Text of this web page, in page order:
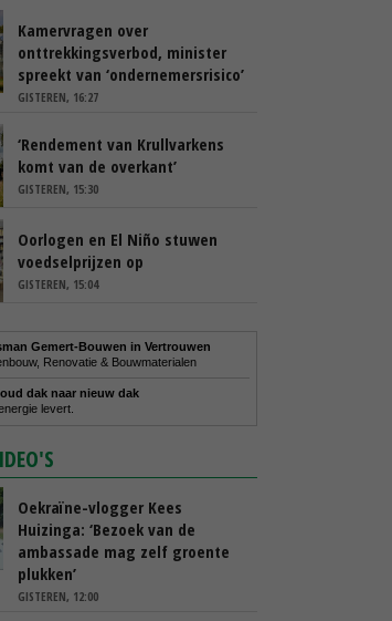
Kamervragen over
onttrekkingsverbod, minister
spreekt van ‘ondernemersrisico’
GISTEREN, 16:27
‘Rendement van Krullvarkens
komt van de overkant’
GISTEREN, 15:30
Oorlogen en El Niño stuwen
voedselprijzen op
GISTEREN, 15:04
Gemert-Bouwen in Vertrouwen
Renovatie & Bouwmaterialen
oud dak naar nieuw dak
levert.
Oekraïne-vlogger Kees
Huizinga: ‘Bezoek van de
ambassade mag zelf groente
plukken’
GISTEREN, 12:00